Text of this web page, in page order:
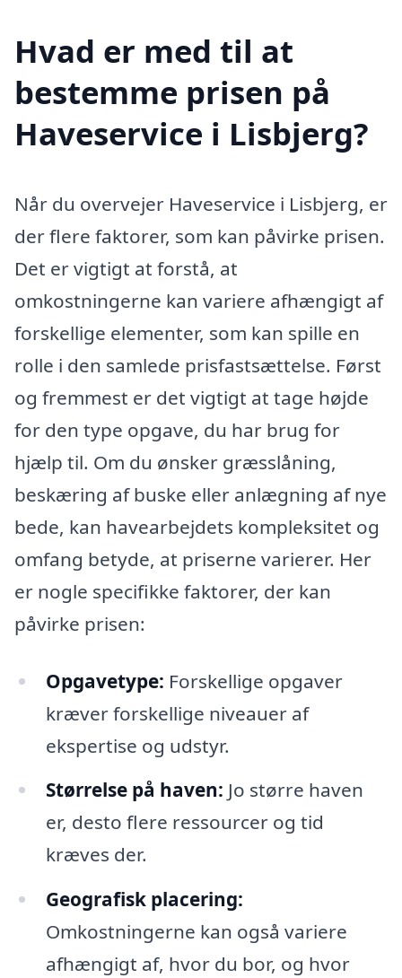
Hvad er med til at
bestemme prisen på
Haveservice i Lisbjerg?
Når du overvejer Haveservice i Lisbjerg, er
der flere faktorer, som kan påvirke prisen.
Det er vigtigt at forstå, at
omkostningerne kan variere afhængigt af
forskellige elementer, som kan spille en
rolle i den samlede prisfastsættelse. Først
og fremmest er det vigtigt at tage højde
for den type opgave, du har brug for
hjælp til. Om du ønsker græsslåning,
beskæring af buske eller anlægning af nye
bede, kan havearbejdets kompleksitet og
omfang betyde, at priserne varierer. Her
er nogle specifikke faktorer, der kan
påvirke prisen:
Opgavetype: Forskellige opgaver
kræver forskellige niveauer af
ekspertise og udstyr.
Størrelse på haven: Jo større haven
er, desto flere ressourcer og tid
kræves der.
Geografisk placering:
Omkostningerne kan også variere
afhængigt af, hvor du bor, og hvor